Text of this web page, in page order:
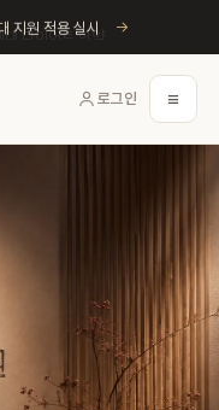
지원 적용 실시 →
로그인 ≡